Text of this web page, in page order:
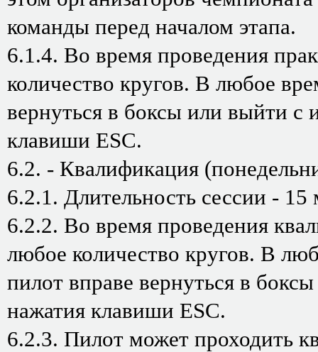
команды перед началом этапа.
6.1.4. Во время проведения
количество кругов. В любое
вернуться в боксы или выйти с
клавиши ESC.
6.2. - Квалификация
6.2.1. Длительность сессии - 15
6.2.2. Во время проведения
любое количество кругов. В
пилот вправе вернуться в
нажатия клавиши ESC.
6.2.3. Пилот может проходить